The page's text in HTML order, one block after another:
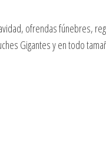
ofrendas fúnebres,
Gigantes y en todo